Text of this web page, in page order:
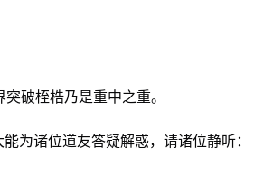
破桎梏乃是重中之重。
为诸位道友答疑解惑，请诸位静听：